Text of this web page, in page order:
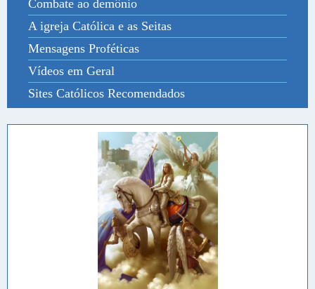
Combate ao demônio
A igreja Católica e as Seitas
Mensagens Proféticas
Vídeos em Geral
Sites Católicos Recomendados